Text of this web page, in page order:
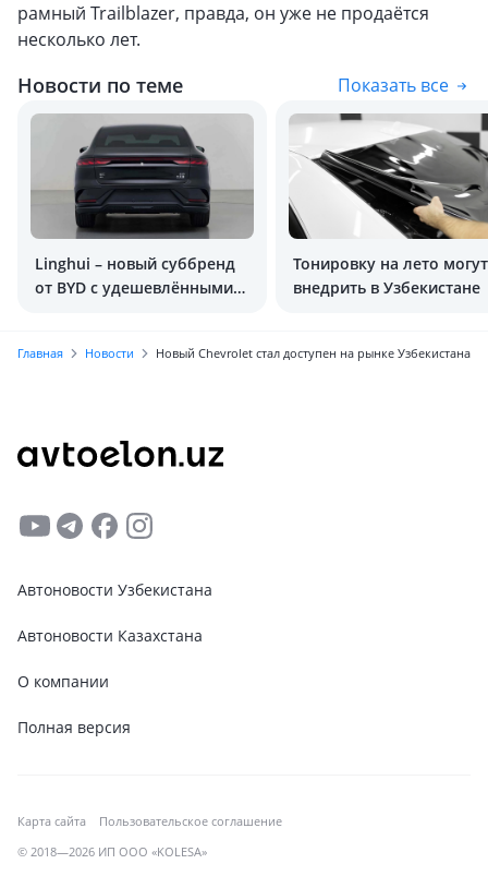
рамный Trailblazer, правда, он уже не продаётся
несколько лет.
Новости по теме Показать все
Linghui – новый суббренд
от BYD c удешевлёнными
Тонировку на лето могут
внедрить в Узбекистане
Главная Новости Новый Chevrolet стал доступен на рынке Узбекистана
Автоновости Узбекистана
Автоновости Казахстана
О компании
Полная версия
Карта сайта
Пользовательское соглашение
© 2018—2026 ИП ООО «KOLESA»